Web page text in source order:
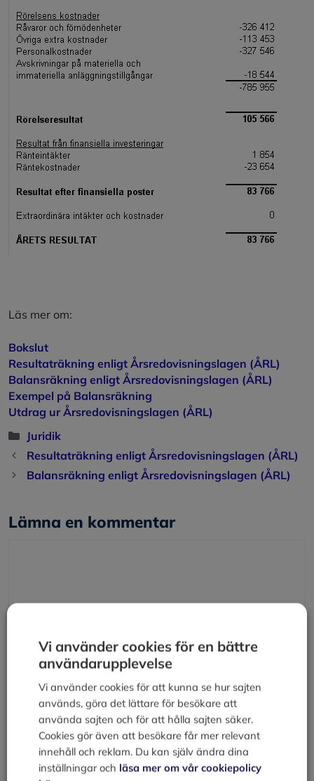
Läs mer om:
Bokslut
Resultaträkning enligt Årsredovisningslagen (ÅRL)
Balansräkning enligt Årsredovisningslagen (ÅRL)
Exempel på Balansräkning
Utdrag ur Årsredovisningslagen (ÅRL)
Kategorier
Juridik
Resultaträkning enligt Årsredovisningslagen (ÅRL)
Balansräkning enligt Årsredovisningslagen (ÅRL)
Lämna en kommentar
Namn
Vi använder cookies för en bättre
användarupplevelse
Vi använder cookies för att kunna se hur sajten
används, göra det lättare för besökare att
använda sajten och för att hålla sajten säker.
Cookies gör även att besökare får mer relevant
innehåll och reklam. Du kan själv ändra dina
inställningar och läsa mer om vår cookiepolicy